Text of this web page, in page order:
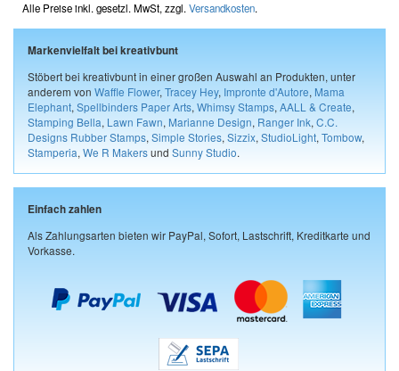
Alle Preise inkl. gesetzl. MwSt, zzgl. Versandkosten.
Markenvielfalt bei kreativbunt
Stöbert bei kreativbunt in einer großen Auswahl an Produkten, unter
anderem von Waffle Flower, Tracey Hey, Impronte d'Autore, Mama
Elephant, Spellbinders Paper Arts, Whimsy Stamps, AALL & Create,
Stamping Bella, Lawn Fawn, Marianne Design, Ranger Ink, C.C.
Designs Rubber Stamps, Simple Stories, Sizzix, StudioLight, Tombow,
Stamperia, We R Makersund Sunny Studio.
Einfach zahlen
Als Zahlungsarten bieten wir PayPal, Sofort, Lastschrift, Kreditkarte und
Vorkasse.